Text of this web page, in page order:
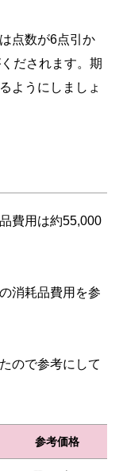
点数が6点引か
だされます。期
ようにしましょ
費用は約55,000
消耗品費用を参
ので参考にして
参考価格